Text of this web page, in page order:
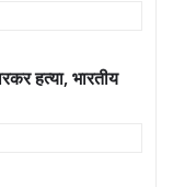
हत्या, भारतीय